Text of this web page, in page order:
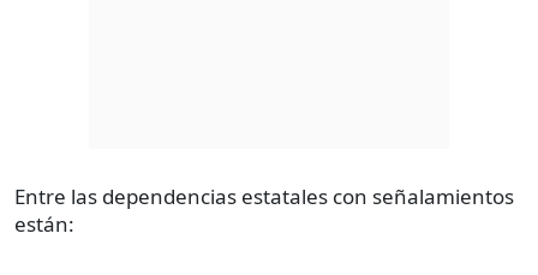
Entre las dependencias estatales con señalamientos
están: